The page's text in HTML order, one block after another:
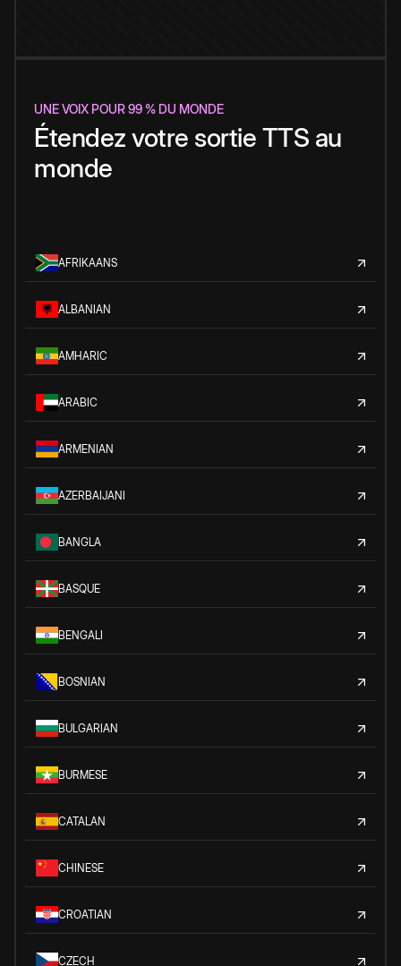
UNE VOIX POUR 99 % DU MONDE
Étendez votre sortie TTS au
monde
AFRIKAANS
ALBANIAN
AMHARIC
ARABIC
ARMENIAN
AZERBAIJANI
BANGLA
BASQUE
BENGALI
BOSNIAN
BULGARIAN
BURMESE
CATALAN
CHINESE
CROATIAN
CZECH